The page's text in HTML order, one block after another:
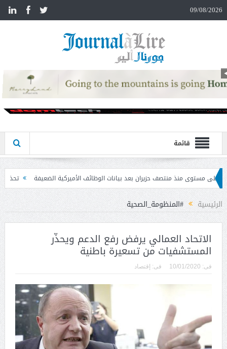
09/08/2026
قائمة
بعد بيانات الوظائف الأميركية الضعيفة تحذير المواطنين من مشاركة رمز الـ OTP
الرئيسية #المنظومة_الصحية
الاتحاد العمالي يرفض رفع الدعم ويحذّر
المستشفيات من تسعيرة باطنية
فى: 10/01/2020 فى: إقتصاد